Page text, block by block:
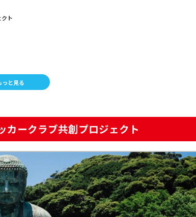
ト
っと見る
カークラブ共創プロジェクト